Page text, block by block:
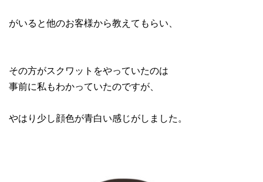
がいると他のお客様から教えてもらい、
その方がスクワットをやっていたのは
事前に私もわかっていたのですが、
やはり少し顔色が青白い感じがしました。